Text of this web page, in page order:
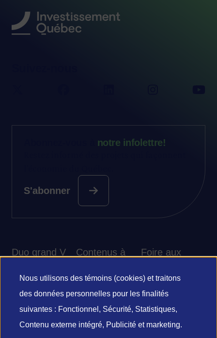
Duo grand V
Contenus à
Foire aux
notre infolettre!
S'abonner
© 2026 grand V - Investissement Québec
Utilisation
des
données
Nous utilisons des témoins (cookies) et traitons
des données personnelles pour les finalités
suivantes : Fonctionnel, Sécurité, Statistiques,
Contenu externe intégré, Publicité et marketing.